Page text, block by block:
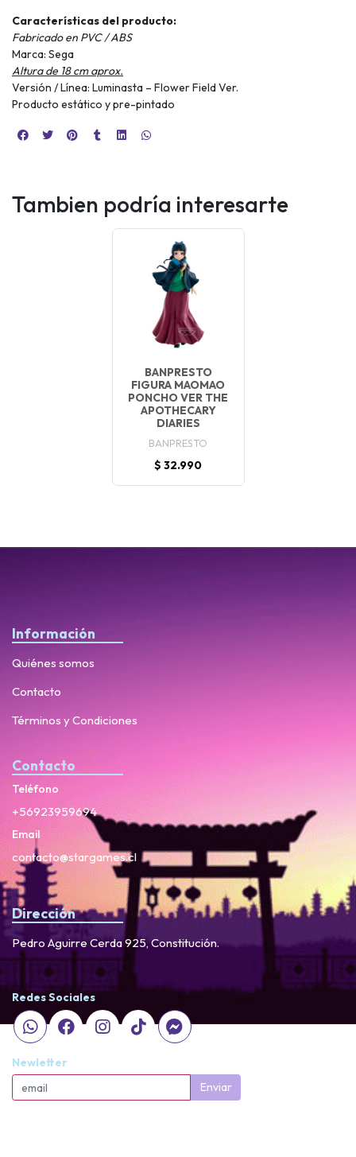
Características del producto:
Fabricado en PVC / ABS
Marca: Sega
Altura de 18 cm aprox.
Versión / Línea: Luminasta – Flower Field Ver.
Producto estático y pre-pintado
Tambien podría interesarte
BANPRESTO
FIGURA MAOMAO
PONCHO VER THE
APOTHECARY
DIARIES
BANPRESTO
$ 32.990
Información
Quiénes somos
Contacto
Términos y Condiciones
Contacto
Teléfono
+56923959694
Email
contacto@stargames.cl
Dirección
Pedro Aguirre Cerda 925, Constitución.
Redes Sociales
Newletter
Enviar